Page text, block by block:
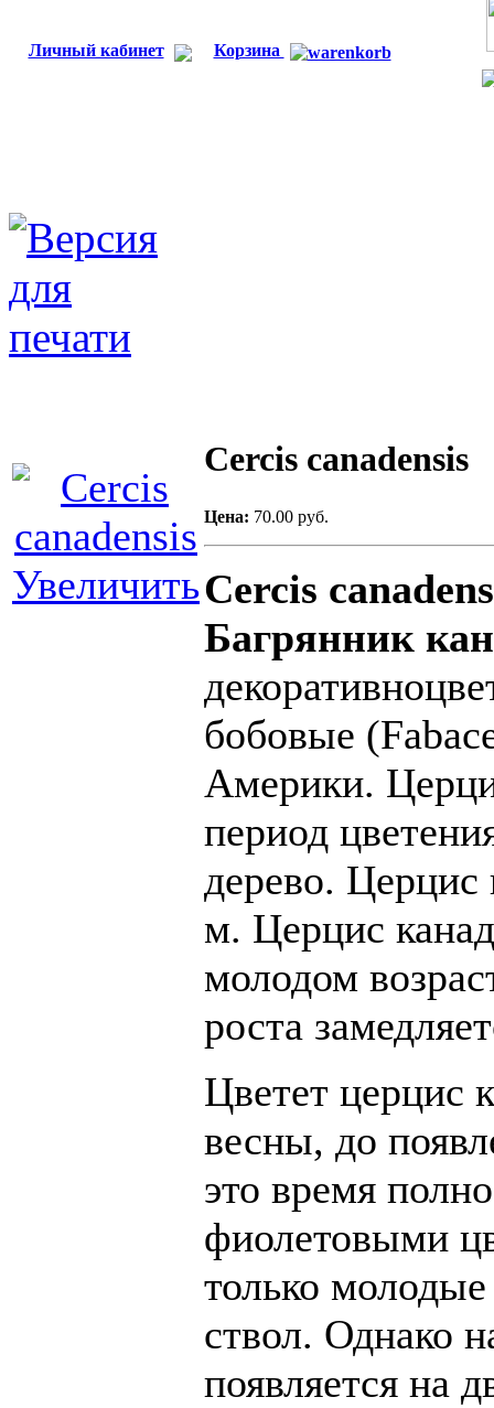
Личный кабинет Корзина
Увеличить
Cercis canadensis
Цена: 70.00 руб.
Cercis
Багрянник
бобовые
Америки.
период
дерево. Церцис
м. Церцис
молодом
роста
Цветет церцис
весны, до
это время
фиолетовыми
только
ствол. Однако
появляется на